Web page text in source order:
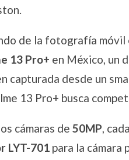
de la fotografía
13 Pro+ en México, un
capturada desde un
13 Pro+ busca
cámaras de 50MP,
LYT-701 para la cámara